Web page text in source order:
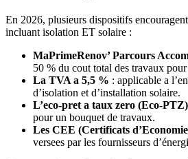
En 2026, plusieurs dispositifs
incluant isolation ET solaire :
MaPrimeRenov’ Parcours
50 % du cout total des travaux pour
La TVA a 5,5 % : applicable a
d’isolation et d’installation solaire.
L’eco-pret a taux zero (Eco-PTZ)
pour un bouquet de travaux.
Les CEE (Certificats
versees par les fournisseurs